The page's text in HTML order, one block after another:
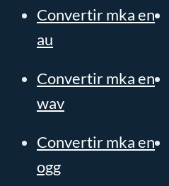
Convertir mka en
au
Convertir mka en
wav
Convertir mka en
ogg